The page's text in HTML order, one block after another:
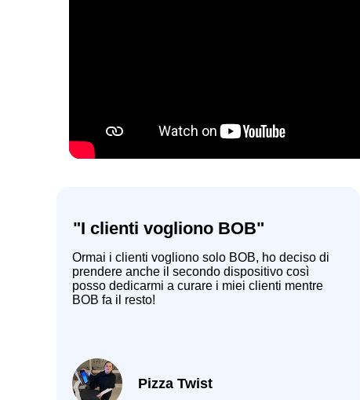
"I clienti vogliono BOB"
Ormai i clienti vogliono solo BOB, ho deciso di
prendere anche il secondo dispositivo così
posso dedicarmi a curare i miei clienti mentre
BOB fa il resto!
Pizza Twist